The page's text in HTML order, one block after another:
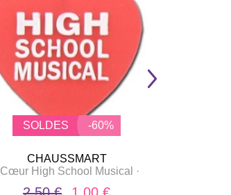
SOLDES -60%
CHAUSSMART
Cœur High School Musical ·